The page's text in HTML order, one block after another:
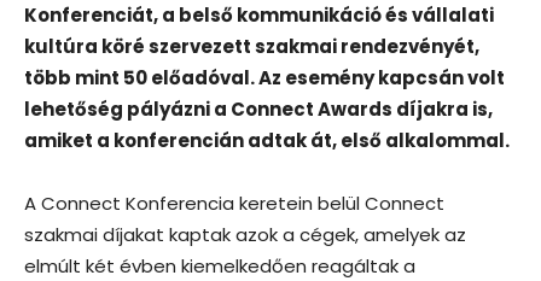
Konferenciát, a belső kommunikáció és vállalati
kultúra köré szervezett szakmai rendezvényét,
több mint 50 előadóval. Az esemény kapcsán volt
lehetőség pályázni a Connect Awards díjakra is,
amiket a konferencián adtak át, első alkalommal.
A Connect Konferencia keretein belül Connect
szakmai díjakat kaptak azok a cégek, amelyek az
elmúlt két évben kiemelkedően reagáltak a